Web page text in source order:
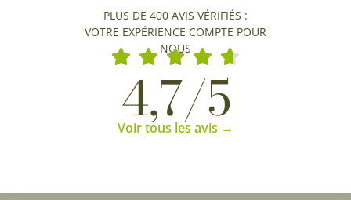
PLUS DE 400 AVIS VÉRIFIÉS :
VOTRE EXPÉRIENCE COMPTE POUR
NOUS
4,7/5
Voir tous les avis →